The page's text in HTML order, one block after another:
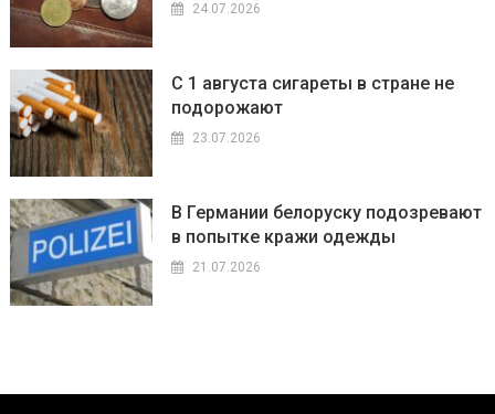
24.07.2026
С 1 августа сигареты в стране не
подорожают
23.07.2026
В Германии белоруску подозревают
в попытке кражи одежды
21.07.2026